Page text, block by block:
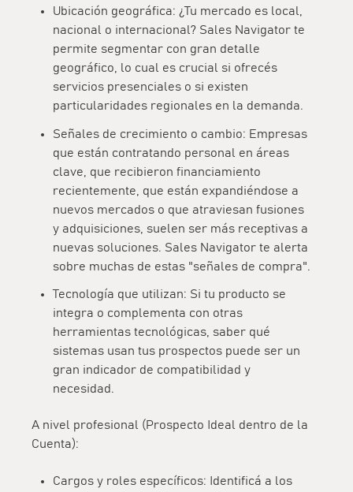
Ubicación geográfica: ¿Tu mercado es local,
nacional o internacional? Sales Navigator te
permite segmentar con gran detalle
geográfico, lo cual es crucial si ofrecés
servicios presenciales o si existen
particularidades regionales en la demanda.
Señales de crecimiento o cambio: Empresas
que están contratando personal en áreas
clave, que recibieron financiamiento
recientemente, que están expandiéndose a
nuevos mercados o que atraviesan fusiones
y adquisiciones, suelen ser más receptivas a
nuevas soluciones. Sales Navigator te alerta
sobre muchas de estas "señales de compra".
Tecnología que utilizan: Si tu producto se
integra o complementa con otras
herramientas tecnológicas, saber qué
sistemas usan tus prospectos puede ser un
gran indicador de compatibilidad y
necesidad.
A nivel profesional (Prospecto Ideal dentro de la
Cuenta):
Cargos y roles específicos: Identificá a los